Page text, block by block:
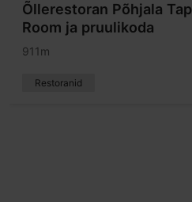
Õllerestoran Põhjala Tap
Room ja pruulikoda
911m
Restoranid